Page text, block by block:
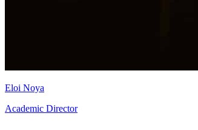
Eloi Noya
Academic Director